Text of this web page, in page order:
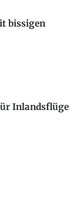
bissigen
Inlandsflüge